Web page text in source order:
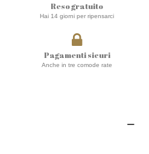
Reso gratuito
Hai 14 giorni per ripensarci
Pagamenti sicuri
Anche in tre comode rate